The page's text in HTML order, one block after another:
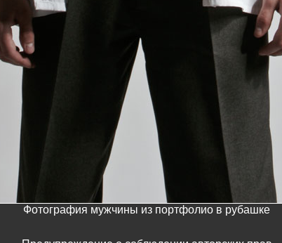
Фотография мужчины из портфолио в рубашке